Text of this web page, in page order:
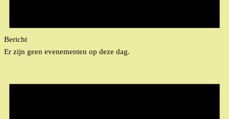
Bericht
Er zijn geen evenementen op deze dag.